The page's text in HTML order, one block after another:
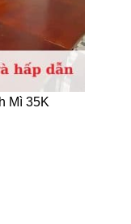
Mì 35K